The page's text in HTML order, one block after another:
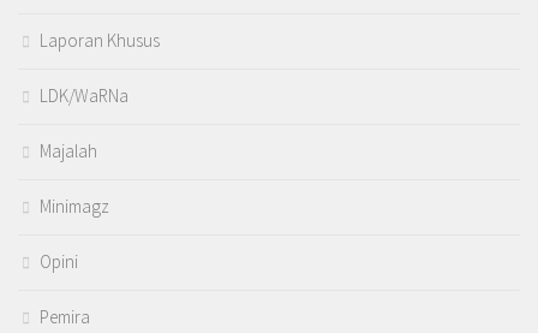
Laporan Khusus
LDK/WaRNa
Majalah
Minimagz
Opini
Pemira